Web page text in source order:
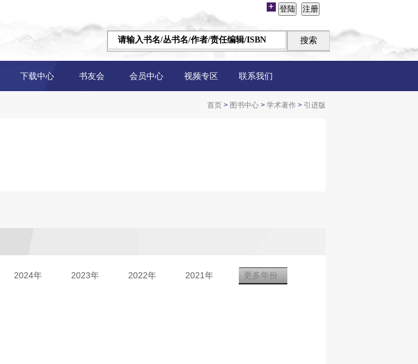
下载中心 书友会 会员中心 视频专区 联系我们
首页 > 图书中心 > 学术著作 > 引进版
2024年 2023年 2022年 2021年 更多年份